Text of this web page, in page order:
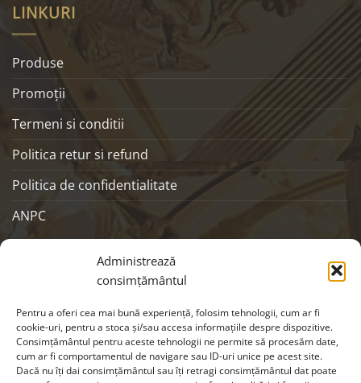
Administrează
consimțământul
Pentru a oferi cea mai bună experiență, folosim tehnologii, cum ar fi
cookie-uri, pentru a stoca și/sau accesa informațiile despre dispozitive.
Consimțământul pentru aceste tehnologii ne permite să procesăm date,
cum ar fi comportamentul de navigare sau ID-uri unice pe acest site.
Dacă nu îți dai consimțământul sau îți retragi consimțământul dat poate
LINKURI
Produse
Promoţii
Termeni si conditii
Politica retur si refund
Politica de confidentialitate
ANPC